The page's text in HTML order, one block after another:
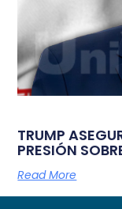
TRUMP
PRESIÓN
Read More